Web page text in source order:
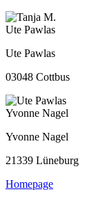
Ute Pawlas
Ute Pawlas
03048 Cottbus
Yvonne Nagel
Yvonne Nagel
21339 Lüneburg
Homepage